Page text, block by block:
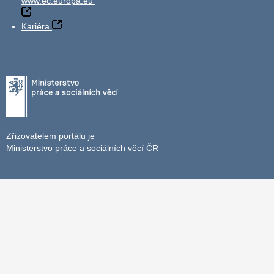
Kariéra
Zřizovatelem portálu je
Ministerstvo práce a sociálních věcí ČR